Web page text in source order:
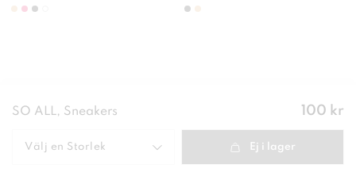
SO ALL, Sneakers Pris:
100 kr
Välj en Storlek Ej i lager